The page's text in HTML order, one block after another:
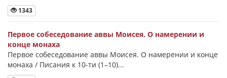
1343
Первое собеседование аввы Моисея. О намерении и
конце монаха
Первое собеседование аввы Моисея. О намерении и конце
монаха / Писания к 10-ти (1–10)...